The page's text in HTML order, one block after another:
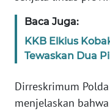
Baca Juga:
KKB Elkius
Tewaskan Dua
Dirreskrimum
menjelaskan
PEDOMAN
MEDIA
REDAKSI